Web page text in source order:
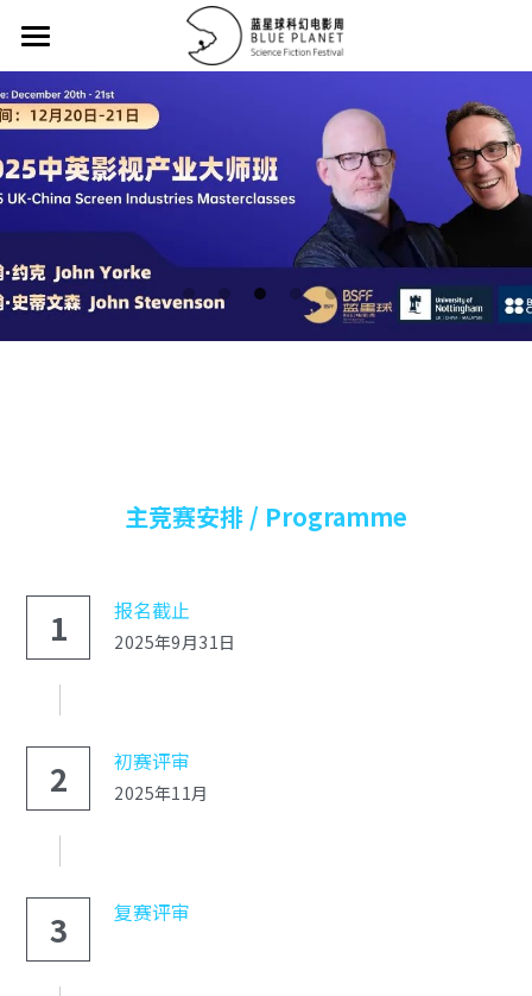
首页 / Home
征集大赛/Collecting Contest
征片方案 / Proposal
主竞赛单元荣誉名单/Main Competition Hono
12强 / Top 12
提交作品 / Submission
组织架构 / Organization
主竞赛安排 / Programme
1 报名截止
2025年9月31日
2 初赛评审
2025年11月
3 复赛评审